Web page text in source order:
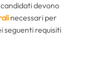
devono
necessari per
seguenti requisiti